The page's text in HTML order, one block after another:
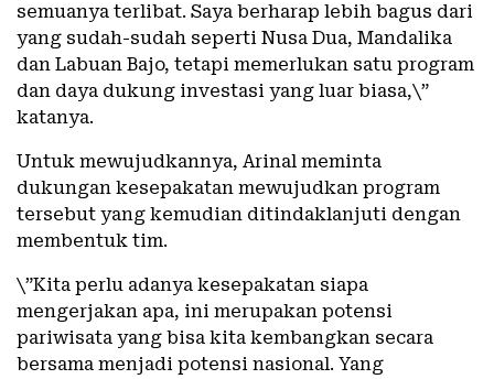
semuanya terlibat. Saya berharap lebih bagus dari
yang sudah-sudah seperti Nusa Dua, Mandalika
dan Labuan Bajo, tetapi memerlukan satu program
dan daya dukung investasi yang luar biasa,\”
katanya.
Untuk mewujudkannya, Arinal meminta
dukungan kesepakatan mewujudkan program
tersebut yang kemudian ditindaklanjuti dengan
membentuk tim.
\”Kita perlu adanya kesepakatan siapa
mengerjakan apa, ini merupakan potensi
pariwisata yang bisa kita kembangkan secara
bersama menjadi potensi nasional. Yang